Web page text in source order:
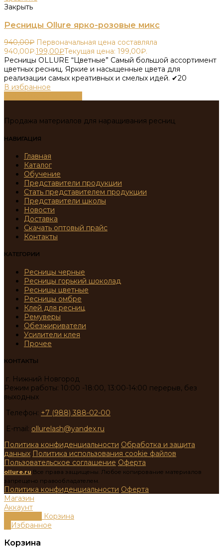
Закрыть
Ресницы Ollure ярко-розовые микс
940,00₽ Первоначальная цена составляла
940,00₽.199,00₽Текущая цена: 199,00₽.
Ресницы OLLURE “Цветные” Самый большой ассортимент
цветных ресниц. Яркие и насыщенные цвета для
реализации самых креативных и смелых идей. ✔20
В избранное
Продажа материалов для наращивания ресниц
НАВИГАЦИЯ
Главная
Каталог
Обучение
Представители продукции
Стать представителем продукции
Представители школы
Новости
Доставка
Скачать оптовый прайс
Контакты
КАТЕГОРИИ
Ресницы черные
Ресницы горький шоколад
Ресницы цветные
Ресницы омбре
Клей для ресниц
Ремуверы
Обезжириватели
Усилители клея
Прочее
КОНТАКТЫ
г. Нижний Новгород
Режим работы: 10:00 -18:00, 13:00-14:00 перерыв, без
выходных
Телефон: +7 (988) 388-02-00
E-mail: ollurelash@yandex.ru
Политика конфиденциальности Обработка и защита
данных Политика использования cookie файлов
Пользовательское соглашение Оферта
ollure.ru Все права защищены. Любое копирование материалов
запрещено правообладателем.
Политика конфиденциальности Оферта
Магазин
Аккаунт
Корзина
Избранное
Корзина